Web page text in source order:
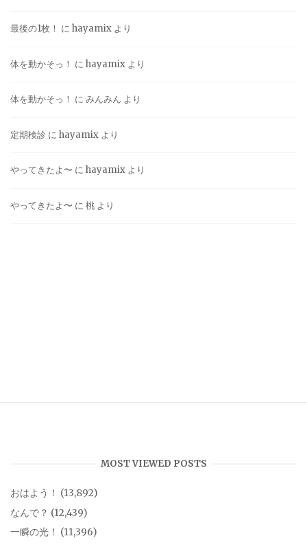
最後の1枚！ に hayamix より
体を動かそっ！ に hayamix より
体を動かそっ！ に みんみん より
定期検診 に hayamix より
やってきたよ〜 に hayamix より
やってきたよ〜 に 桃 より
MOST VIEWED POSTS
おはよう！ (13,892)
なんで？ (12,439)
一瞬の光！ (11,396)